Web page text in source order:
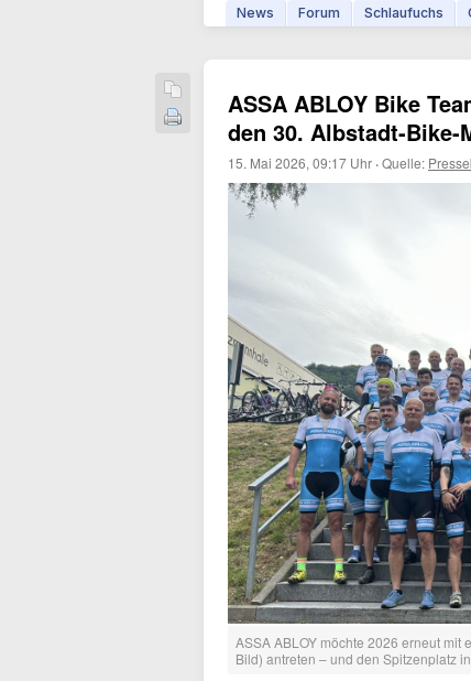
News Forum Schlaufuchs
ASSA ABLOY Bike
den 30. Albstadt-Bike-
15. Mai 2026, 09:17 Uhr ·Quelle:
ASSA ABLOY möchte 2026 erneut
Bild) antreten – und den Spitzenplatz